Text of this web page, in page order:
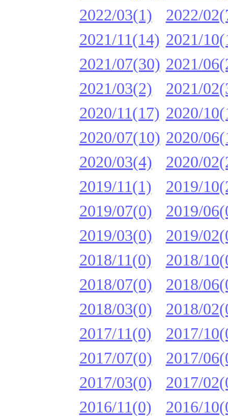
2022/03(1)
2022/
2021/11(14) 2021/
2021/07(30) 2021/
2021/03(2)
2021/
2020/11(17) 2020/
2020/07(10) 2020/
2020/03(4)
2020/
2019/11(1)
2019/
2019/07(0)
2019/
2019/03(0)
2019/
2018/11(0)
2018/
2018/07(0)
2018/
2018/03(0)
2018/
2017/11(0)
2017/
2017/07(0)
2017/
2017/03(0)
2017/
2016/11(0)
2016/